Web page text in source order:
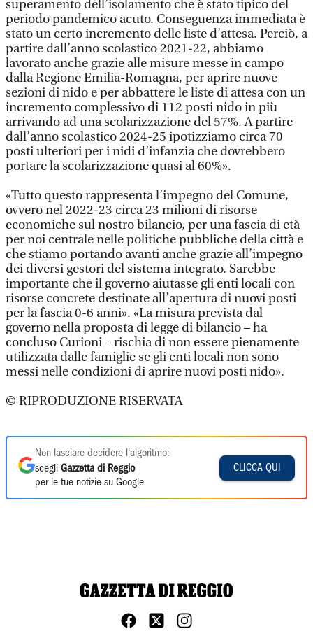
superamento dell’isolamento che è stato tipico del
periodo pandemico acuto. Conseguenza immediata è
stato un certo incremento delle liste d’attesa. Perciò, a
partire dall’anno scolastico 2021-22, abbiamo
lavorato anche grazie alle misure messe in campo
dalla Regione Emilia-Romagna, per aprire nuove
sezioni di nido e per abbattere le liste di attesa con un
incremento complessivo di 112 posti nido in più
arrivando ad una scolarizzazione del 57%. A partire
dall’anno scolastico 2024-25 ipotizziamo circa 70
posti ulteriori per i nidi d’infanzia che dovrebbero
portare la scolarizzazione quasi al 60%».
«Tutto questo rappresenta l’impegno del Comune,
ovvero nel 2022-23 circa 23 milioni di risorse
economiche sul nostro bilancio, per una fascia di età
per noi centrale nelle politiche pubbliche della città e
che stiamo portando avanti anche grazie all’impegno
dei diversi gestori del sistema integrato. Sarebbe
importante che il governo aiutasse gli enti locali con
risorse concrete destinate all’apertura di nuovi posti
per la fascia 0-6 anni». «La misura prevista dal
governo nella proposta di legge di bilancio – ha
concluso Curioni – rischia di non essere pienamente
utilizzata dalle famiglie se gli enti locali non sono
messi nelle condizioni di aprire nuovi posti nido».
© RIPRODUZIONE RISERVATA
Non lasciare decidere l'algoritmo:
scegli Gazzetta di Reggio
per le tue notizie su Google
CLICCA QUI